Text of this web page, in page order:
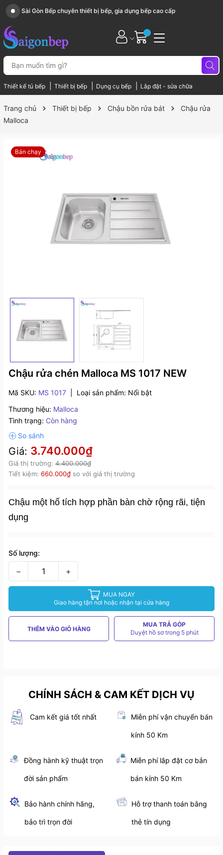
Sài Gòn Bếp chuyên thiết bị bếp, gia dụng bếp cao cấp
Thiết kế tủ bếp Thiết bị bếp Dụng cụ bếp Lắp đặt - sửa chữa
Trang chủ Thiết bị bếp Chậu bồn rửa bát
Chậu rửa
Malloca
Bán chạy
Chậu rửa chén Malloca MS 1017 NEW
Mã SKU: MS 1017 Loại sản phẩm: Nổi bật
Thương hiệu: Malloca
Tình trạng: Còn hàng
Giá: 3.740.000₫
Giá thị trường: 4.400.000₫
Tiết kiệm: 660.000₫ so với giá thị trường
Chậu một hố tích hợp phần bàn chờ rộng rãi, tiện
dụng
Số lượng:
− +
MUA NGAY
Giao hàng tận nơi hoặc nhận tại cửa hàng
THÊM VÀO GIỎ HÀNG
MUA TRẢ GÓP
Duyệt hồ sơ trong 5 phút
CHÍNH SÁCH & CAM KẾT DỊCH VỤ
Cam kết giá tốt nhất Miễn phí vận chuyển bán
kính 50 Km
Đồng hành kỹ thuật trọn
đời sản phẩm
Miễn phí lắp đặt cơ bản
bán kính 50 Km
Bảo hành chính hãng,
bảo trì trọn đời
Hỗ trợ thanh toán bằng
thẻ tín dụng